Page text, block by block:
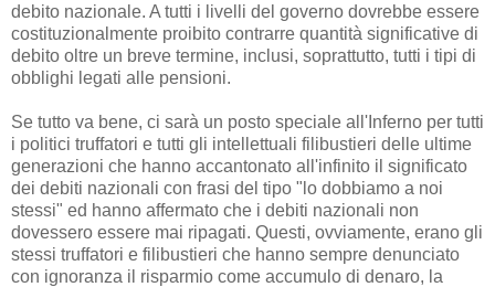
debito nazionale. A tutti i livelli del governo dovrebbe essere
costituzionalmente proibito contrarre quantità significative di
debito oltre un breve termine, inclusi, soprattutto, tutti i tipi di
obblighi legati alle pensioni.
Se tutto va bene, ci sarà un posto speciale all'Inferno per tutti
i politici truffatori e tutti gli intellettuali filibustieri delle ultime
generazioni che hanno accantonato all'infinito il significato
dei debiti nazionali con frasi del tipo "lo dobbiamo a noi
stessi" ed hanno affermato che i debiti nazionali non
dovessero essere mai ripagati. Questi, ovviamente, erano gli
stessi truffatori e filibustieri che hanno sempre denunciato
con ignoranza il risparmio come accumulo di denaro, la